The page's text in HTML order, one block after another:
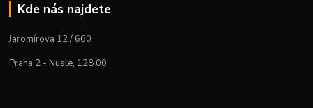
Kde nás najdete
Jaromírova 12 / 660
Praha 2 - Nusle, 128 00